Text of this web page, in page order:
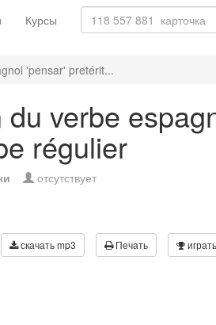
Курсы
'pensar' pretérit...
verbe
régulier
отсутствует
скачать mp3 Печать играть